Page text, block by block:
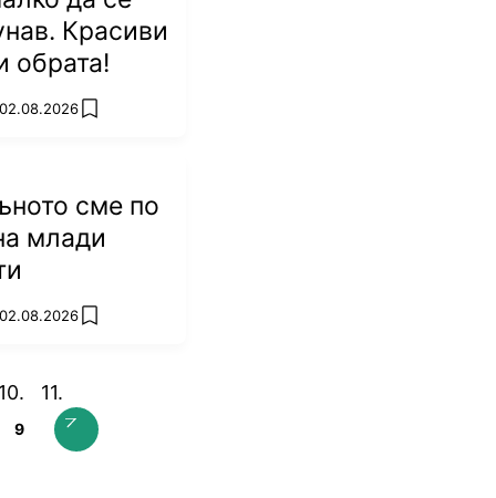
Красиви
обрата!
add favorites
сме по
млади
add favorites
9